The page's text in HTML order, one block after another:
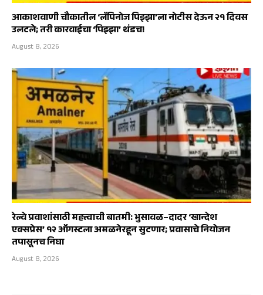
आकाशवाणी चौकातील ‘लॅपिनोज पिझ्झा’ला नोटीस देऊन २१ दिवस
उलटले; तरी कारवाईचा ‘पिझ्झा’ थंडच!
August 8, 2026
रेल्वे प्रवाशांसाठी महत्त्वाची बातमी: भुसावळ–दादर ‘खान्देश
एक्सप्रेस’ १२ ऑगस्टला अमळनेरहून सुटणार; प्रवासाचे नियोजन
तपासूनच निघा
August 8, 2026